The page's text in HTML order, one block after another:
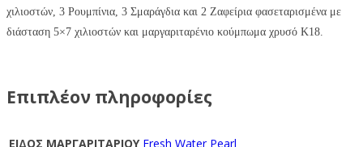
χιλιοστών, 3 Ρουμπίνια, 3 Σμαράγδια και 2 Ζαφείρια φασεταρισμένα με
διάσταση 5×7 χιλιοστών και μαργαριταρένιο κούμπωμα χρυσό Κ18.
Επιπλέον πληροφορίες
ΕΙΔΟΣ ΜΑΡΓΑΡΙΤΑΡΙΟΥ Fresh Water Pearl